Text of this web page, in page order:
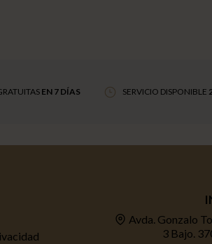
EN 7 DÍAS SERVICIO DISPONIBLE
Avda. Gonzalo
3 Bajo.